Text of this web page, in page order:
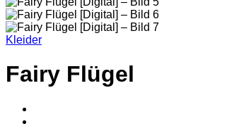
Kleider
Fairy Flügel